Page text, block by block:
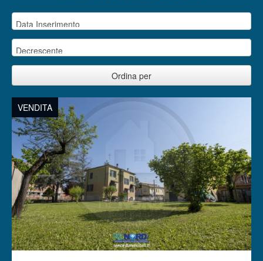
VENDITA